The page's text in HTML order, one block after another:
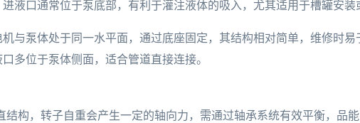
液口通常位于泵底部，有利于灌注液体的吸入，尤其适用于槽罐安装
与泵体处于同一水平面，通过底座固定，其结构相对简单，维修时
多位于泵体侧面，适合管道直接连接。
结构，转子自重会产生一定的轴向力，需通过轴承系统有效平衡，品